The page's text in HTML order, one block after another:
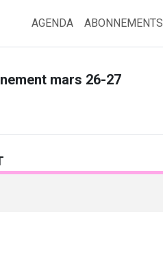
AGENDA ABONNEMENTS
mars 26-27